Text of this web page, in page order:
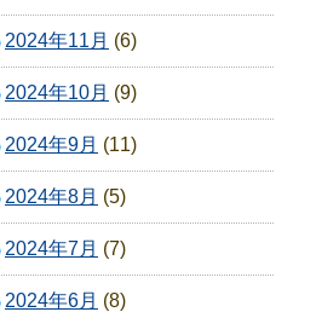
2024年11月 (6)
2024年10月 (9)
2024年9月 (11)
2024年8月 (5)
2024年7月 (7)
2024年6月 (8)